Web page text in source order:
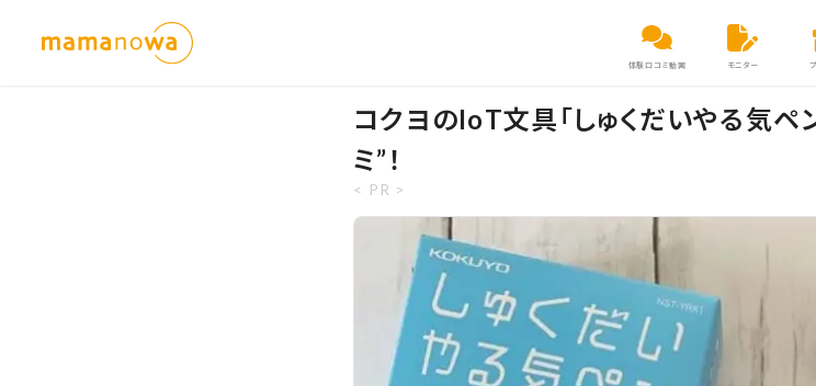
体験口コミ動画 モニター
コクヨのIoT文具「しゅくだいやる気ペ
ミ”！
< PR >